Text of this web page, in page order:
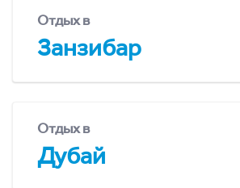
Отдых в
Занзибар
Отдых в
Дубай